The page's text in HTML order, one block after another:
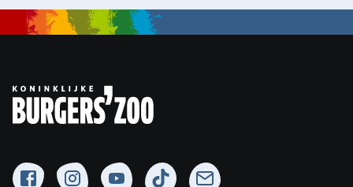
FacebookInstagramYouTubeTikTok Newsletter